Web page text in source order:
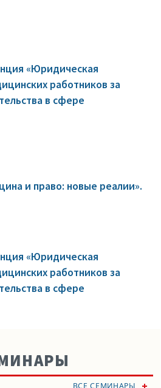
«Юридическая
работников за
в сфере
и право: новые реалии».
«Юридическая
работников за
в сфере
ВСЕ СЕМИНАРЫ